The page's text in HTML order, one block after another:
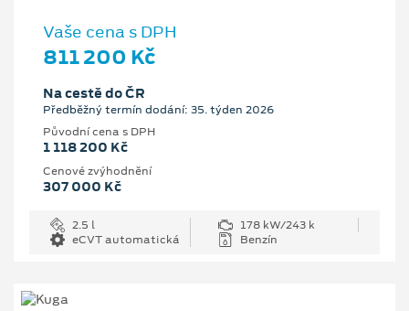
Vaše cena s DPH
811 200 Kč
Na cestě do ČR
Předběžný termín dodání: 35. týden 2026
Původní cena s DPH
1 118 200 Kč
Cenové zvýhodnění
307 000 Kč
2.5 l
178 kW/243 k
eCVT automatická
Benzín